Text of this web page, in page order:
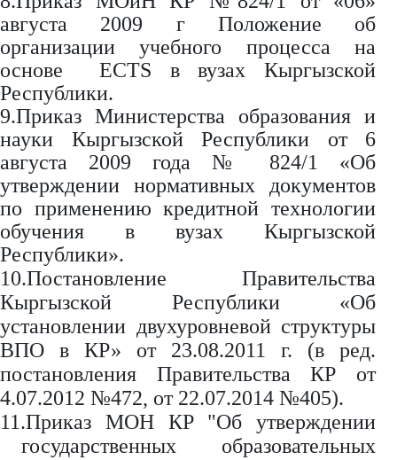
августа 2009 г Положение об
организации учебного процесса на
основе ECTS в вузах Кыргызской
Республики.
9.Приказ Министерства образования и
науки Кыргызской Республики от 6
августа 2009 года № 824/1 «Об
утверждении нормативных документов
по применению кредитной технологии
обучения в вузах Кыргызской
Республики».
10.Постановление Правительства
Кыргызской Республики «Об
установлении двухуровневой структуры
ВПО в КР» от 23.08.2011 г. (в ред.
постановления Правительства КР от
4.07.2012 №472, от 22.07.2014 №405).
11.Приказ МОН КР "Об утверждении
государственных образовательных